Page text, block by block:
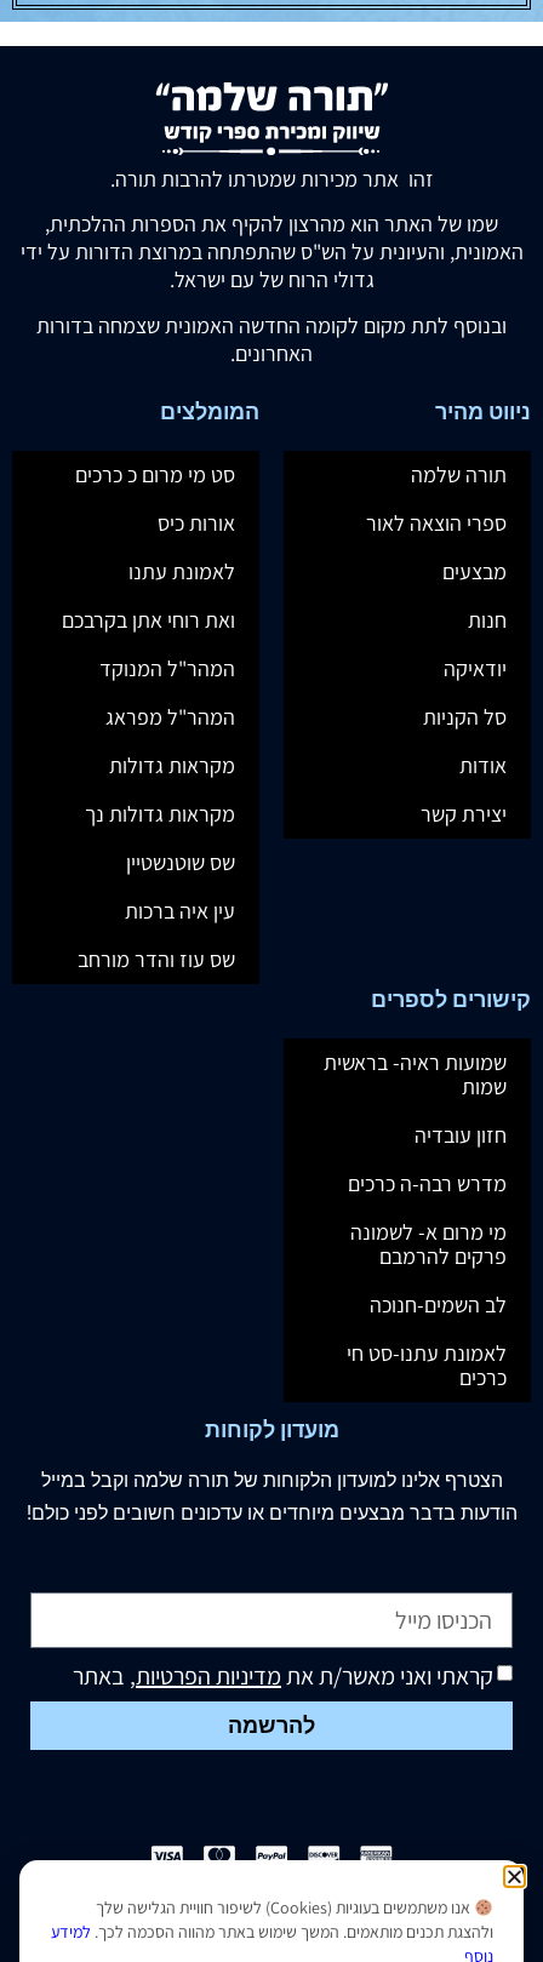
זהו אתר מכירות שמטרתו להרבות תורה.
שמו של האתר הוא מהרצון להקיף את הספרות ההלכתית,
האמונית, והעיונית על הש"ס שהתפתחה במרוצת הדורות על ידי
גדולי הרוח של עם ישראל.
ובנוסף לתת מקום לקומה החדשה האמונית שצמחה בדורות
האחרונים.
ניווט מהיר
תורה שלמה
ספרי הוצאה לאור
מבצעים
חנות
יודאיקה
סל הקניות
אודות
יצירת קשר
המומלצים
סט מי מרום כ כרכים
אורות כיס
לאמונת עתנו
ואת רוחי אתן בקרבכם
המהר"ל המנוקד
המהר"ל מפראג
מקראות גדולות
מקראות גדולות נך
שס שוטנשטיין
עין איה ברכות
שס עוז והדר מורחב
קישורים לספרים
שמועות ראיה- בראשית
שמות
חזון עובדיה
מדרש רבה-ה כרכים
מי מרום א- לשמונה
פרקים להרמבם
לב השמים-חנוכה
לאמונת עתנו-סט חי
כרכים
מועדון לקוחות
הצטרף אלינו למועדון הלקוחות של תורה שלמה וקבל במייל
הודעות בדבר מבצעים מיוחדים או עדכונים חשובים לפני כולם!
קראתי ואני מאשר/ת אתמדיניות הפרטיות, באתר
להרשמה
הצהרת נגישות|מדיניות פרטיות
אנו משתמשים בעוגיות (Cookies) לשיפור חוויית הגלישה שלך
ולהצגת תכנים מותאמים. המשך שימוש באתר מהווה הסכמה לכך. למידע
נוסף